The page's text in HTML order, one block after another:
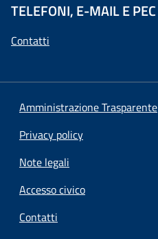
TELEFONI, E-MAIL E PEC
Contatti
Amministrazione Trasparente
Privacy policy
Note legali
Accesso civico
Contatti